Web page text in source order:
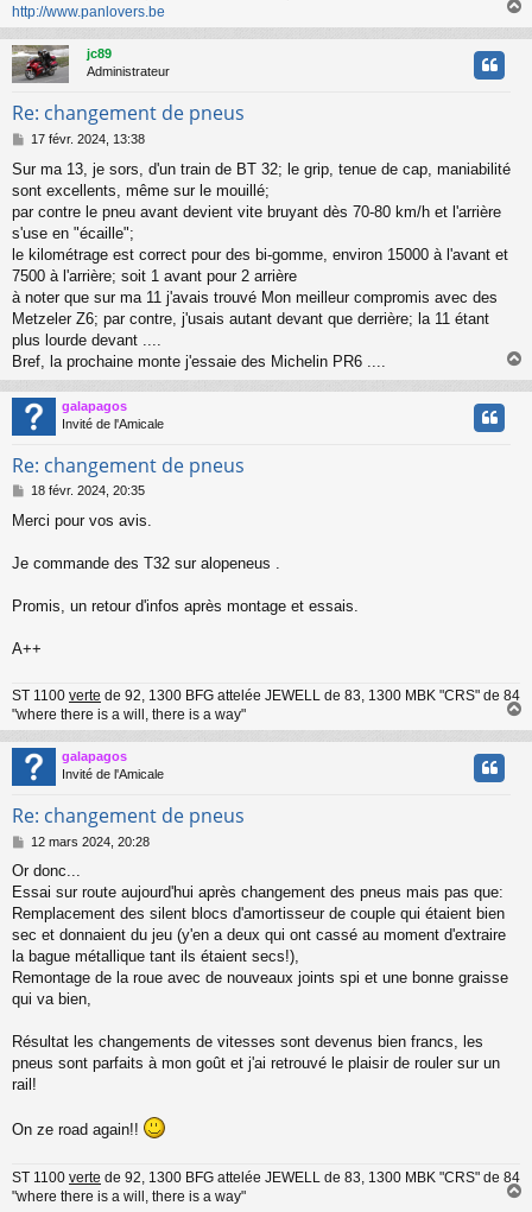
http://www.panlovers.be
a
u
jc89
Administrateur
Re: changement de pneus
M
s
s
a
17 févr. 2024, 13:38
Sur ma 13, je sors, d'un train de BT 32; le grip, tenue de cap, maniabilité
sont excellents, même sur le mouillé;
par contre le pneu avant devient vite bruyant dès 70-80 km/h et l'arrière
s'use en "écaille";
le kilométrage est correct pour des bi-gomme, environ 15000 à l'avant et
7500 à l'arrière; soit 1 avant pour 2 arrière
à noter que sur ma 11 j'avais trouvé Mon meilleur compromis avec des
Metzeler Z6; par contre, j'usais autant devant que derrière; la 11 étant
plus lourde devant ....
Bref, la prochaine monte j'essaie des Michelin PR6 ....
a
u
galapagos
Invité de l'Amicale
Re: changement de pneus
M
s
a
18 févr. 2024, 20:35
Merci pour vos avis.
Je commande des T32 sur alopeneus .
Promis, un retour d'infos après montage et essais.
A++
ST 1100 verte de 92, 1300 BFG attelée JEWELL de 83, 1300 MBK "CRS" de 84
"where there is a will, there is a way"
a
u
galapagos
Invité de l'Amicale
Re: changement de pneus
M
s
s
a
g
e
12 mars 2024, 20:28
Or donc...
Essai sur route aujourd'hui après changement des pneus mais pas que:
Remplacement des silent blocs d'amortisseur de couple qui étaient bien
sec et donnaient du jeu (y'en a deux qui ont cassé au moment d'extraire
la bague métallique tant ils étaient secs!),
Remontage de la roue avec de nouveaux joints spi et une bonne graisse
qui va bien,
Résultat les changements de vitesses sont devenus bien francs, les
pneus sont parfaits à mon goût et j'ai retrouvé le plaisir de rouler sur un
rail!
On ze road again!!
ST 1100 verte de 92, 1300 BFG attelée JEWELL de 83, 1300 MBK "CRS" de 84
"where there is a will, there is a way"